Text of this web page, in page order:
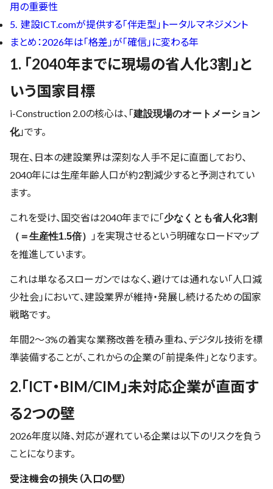
用の重要性
5. 建設ICT.comが提供する「伴走型」トータルマネジメント
まとめ：2026年は「格差」が「確信」に変わる年
1. 「2040年までに現場の省人化3割」と
いう国家目標
i-Construction 2.0の核心は、「建設現場のオートメーション
化」です。
現在、日本の建設業界は深刻な人手不足に直面しており、
2040年には生産年齢人口が約2割減少すると予測されてい
ます。
これを受け、国交省は2040年までに「少なくとも省人化3割
（＝生産性1.5倍）
」を実現させるという明確なロードマップ
を推進しています。
これは単なるスローガンではなく、避けては通れない「人口減
少社会」において、建設業界が維持・発展し続けるための国家
戦略です。
年間2〜3%の着実な業務改善を積み重ね、デジタル技術を標
準装備することが、これからの企業の「前提条件」となります。
2.「ICT・BIM/CIM」未対応企業が直面す
る2つの壁
2026年度以降、対応が遅れている企業は以下のリスクを負う
ことになります。
受注機会の損失（入口の壁）